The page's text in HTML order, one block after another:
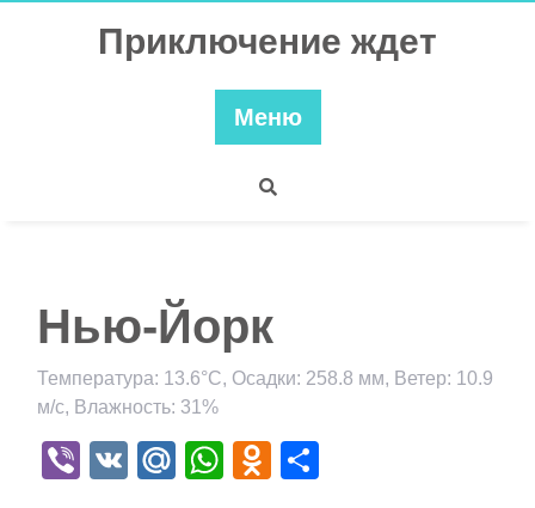
Приключение ждет
Меню
Нью-Йорк
Температура: 13.6°C, Осадки: 258.8 мм, Ветер: 10.9
м/с, Влажность: 31%
Viber
VK Mail.Ru
WhatsApp
Odnoklassniki